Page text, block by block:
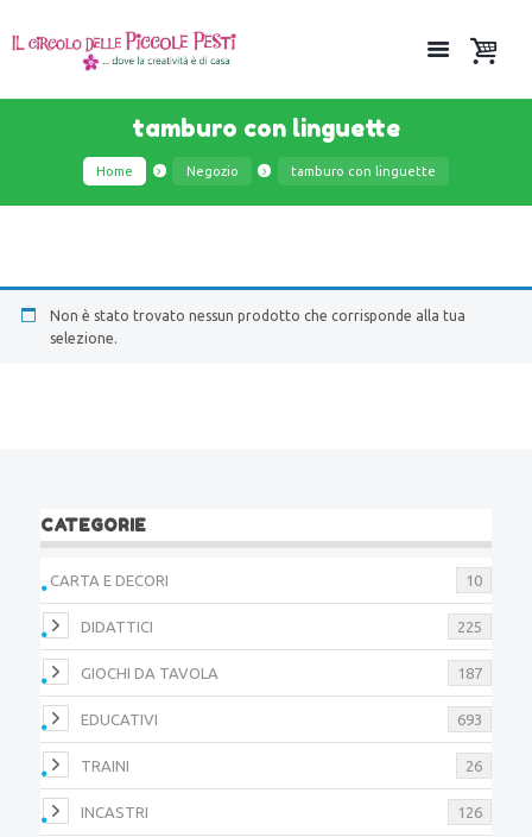
tamburo con linguette
Home Negozio tamburo con linguette
Non è stato trovato nessun prodotto che corrisponde alla tua
selezione.
CATEGORIE
CARTA E DECORI 10
DIDATTICI 225
GIOCHI DA TAVOLA 187
EDUCATIVI 693
TRAINI 26
INCASTRI 126